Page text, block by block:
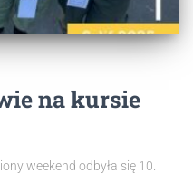
na kursie
weekend odbyła się 10.